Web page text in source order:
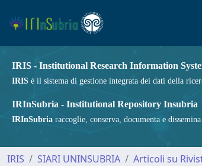
IRIS - Institutional Research Information
IRIS è il sistema di gestione integrata dei dati della
IRInSubria - Institutional Repository Insubria
IRInSubria raccoglie, conserva, documenta e
IRIS SIARI UNINSUBRIA Articoli su